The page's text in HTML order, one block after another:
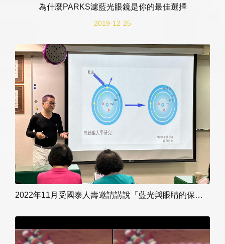
為什麼PARKS濾藍光眼鏡是你的最佳選擇
2019-12-25
2022年11月受國泰人壽邀請講說「藍光與眼睛的保護」